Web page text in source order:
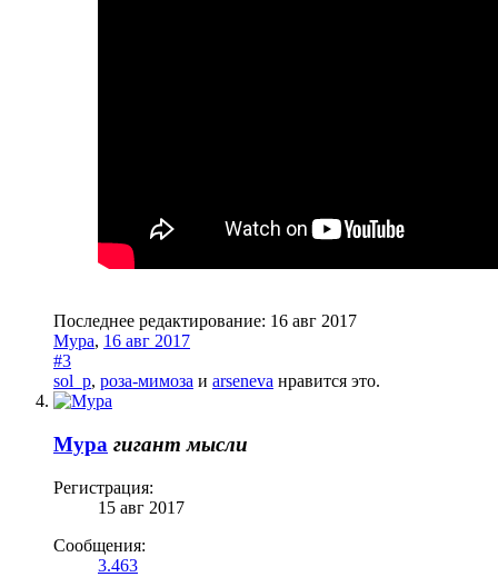
Последнее редактирование: 16 авг 2017
Мура, 16 авг 2017
#3
sol_p, роза-мимоза и arseneva нравится это.
Мура гигант мысли
Регистрация:
15 авг 2017
Сообщения:
3.463